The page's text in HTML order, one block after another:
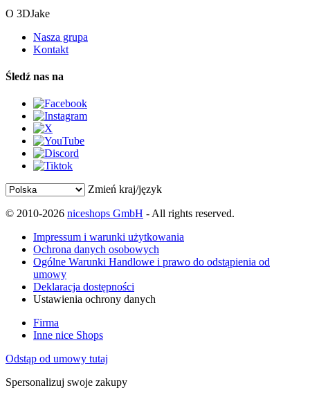
O 3DJake
Nasza grupa
Kontakt
Śledź nas na
Zmień kraj/język
© 2010-2026 niceshops GmbH - All rights reserved.
Impressum i warunki użytkowania
Ochrona danych osobowych
Ogólne Warunki Handlowe i prawo do odstąpienia od
umowy
Deklaracja dostępności
Ustawienia ochrony danych
Firma
Inne nice Shops
Odstąp od umowy tutaj
Spersonalizuj swoje zakupy